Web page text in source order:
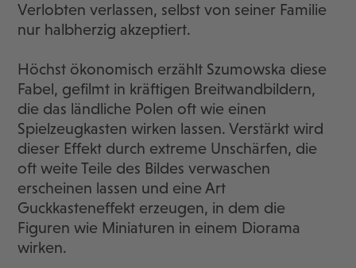
Verlobten verlassen, selbst von seiner Familie
nur halbherzig akzeptiert.
Höchst ökonomisch erzählt Szumowska diese
Fabel, gefilmt in kräftigen Breitwandbildern,
die das ländliche Polen oft wie einen
Spielzeugkasten wirken lassen. Verstärkt wird
dieser Effekt durch extreme Unschärfen, die
oft weite Teile des Bildes verwaschen
erscheinen lassen und eine Art
Guckkasteneffekt erzeugen, in dem die
Figuren wie Miniaturen in einem Diorama
wirken.